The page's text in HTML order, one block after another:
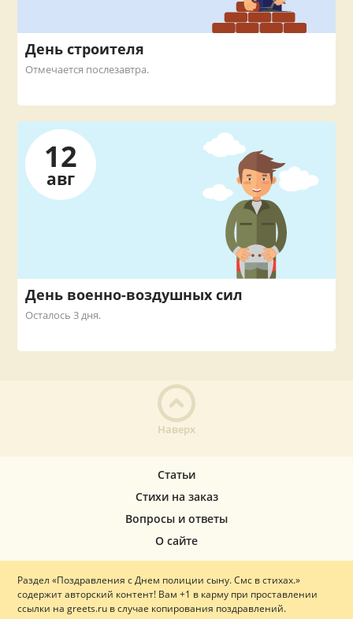
День строителя
Отмечается послезавтра.
12
авг
День военно-воздушных сил
Осталось 3 дня.
Наверх
Статьи
Стихи на заказ
Вопросы и ответы
О сайте
Раздел «Поздравления с Днем полиции сыну. Смс в стихах.»
содержит авторский контент! Вам +1 в карму при проставлении
ссылки на greets.ru в случае копирования поздравлений.